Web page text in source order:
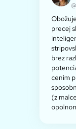
precej
brez
cenim
(z